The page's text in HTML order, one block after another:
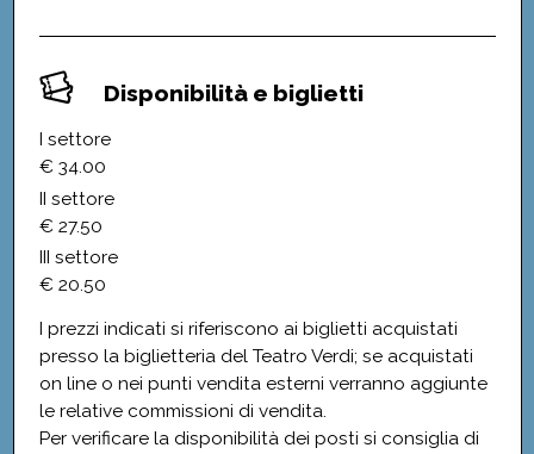
Disponibilità e biglietti
I settore
€ 34.00
II settore
€ 27.50
III settore
€ 20.50
I prezzi indicati si riferiscono ai biglietti acquistati
presso la biglietteria del Teatro Verdi; se acquistati
on line o nei punti vendita esterni verranno aggiunte
le relative commissioni di vendita.
Per verificare la disponibilità dei posti si consiglia di